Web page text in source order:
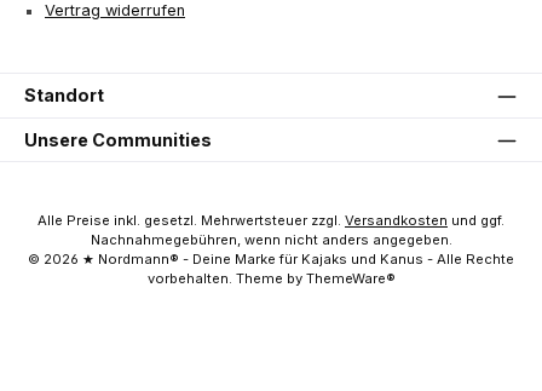
Vertrag widerrufen
Standort
Unsere Communities
Alle Preise inkl. gesetzl. Mehrwertsteuer zzgl. Versandkosten und ggf.
Nachnahmegebühren, wenn nicht anders angegeben.
© 2026 ★ Nordmann® - Deine Marke für Kajaks und Kanus - Alle Rechte
vorbehalten. Theme by ThemeWare®